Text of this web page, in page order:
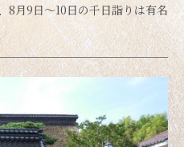
8月9日～10日の千日詣りは有名